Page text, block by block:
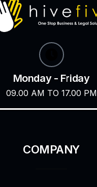
Monday - Friday
09.00 AM TO 17.00 PM
COMPANY